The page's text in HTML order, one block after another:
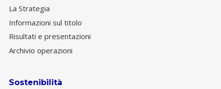
La Strategia
Informazioni sul titolo
Risultati e presentazioni
Archivio operazioni
Sostenibilità